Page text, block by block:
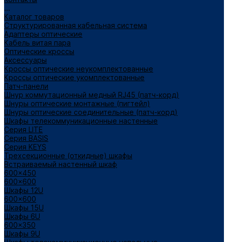
...
Каталог товаров
Структурированная кабельная система
Адаптеры оптические
Кабель витая пара
Оптические кроссы
Аксессуары
Кроссы оптические неукомплектованные
Кроссы оптические укомплектованные
Патч-панели
Шнур коммутационный медный RJ45 (патч-корд)
Шнуры оптические монтажные (пигтейл)
Шнуры оптические соединительные (патч-корд)
Шкафы телекоммуникационные настенные
Cерия LITE
Cерия BASIS
Cерия KEYS
Трехсекционные (откидные) шкафы
Встраиваемый настенный шкаф
600x450
600x600
Шкафы 12U
600x600
Шкафы 15U
Шкафы 6U
600x350
Шкафы 9U